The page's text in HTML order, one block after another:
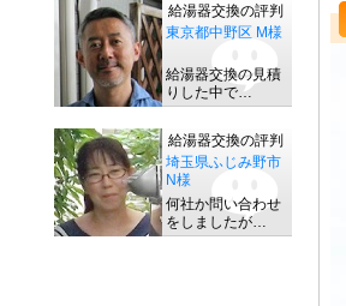
給湯器交換の評判
東京都中野区 M様
給湯器交換の見積
りした中で…
給湯器交換の評判
埼玉県ふじみ野市
N様
何社か問い合わせ
をしましたが…